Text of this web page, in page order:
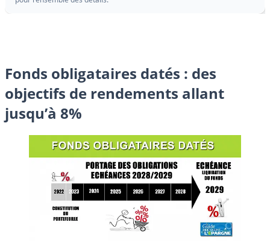
Fonds obligataires datés : des
objectifs de rendements allant
jusqu’à 8%